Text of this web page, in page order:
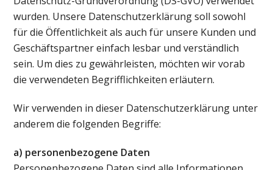
wurden. Unsere Datenschutzerklärung soll sowohl
für die Öffentlichkeit als auch für unsere Kunden und
Geschäftspartner einfach lesbar und verständlich
sein. Um dies zu gewährleisten, möchten wir vorab
die verwendeten Begrifflichkeiten erläutern.
Wir verwenden in dieser Datenschutzerklärung unter
anderem die folgenden Begriffe:
a) personenbezogene Daten